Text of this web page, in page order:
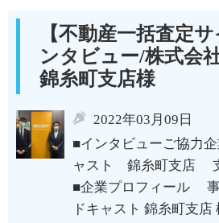
【不動産一括査定
ンタビュー/株式会
錦糸町支店様
2022年03月09日
■インタビューご協力
ャスト 錦糸町支店
■企業プロフィール
ドキャスト 錦糸町支店